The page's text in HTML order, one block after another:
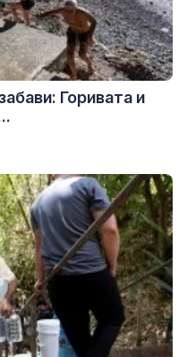
Горивата и